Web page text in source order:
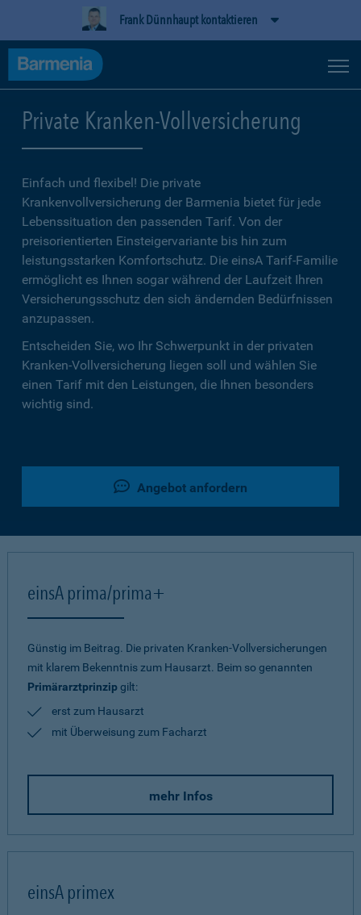
Frank Dünnhaupt kontaktieren
Private Kranken-Vollversicherung
Einfach und flexibel! Die private
Krankenvollversicherung der Barmenia bietet für jede
Lebenssituation den passenden Tarif. Von der
preisorientierten Einsteigervariante bis hin zum
leistungsstarken Komfortschutz. Die einsA Tarif-Familie
ermöglicht es Ihnen sogar während der Laufzeit Ihren
Versicherungsschutz den sich ändernden Bedürfnissen
anzupassen.
Entscheiden Sie, wo Ihr Schwerpunkt in der privaten
Kranken-Vollversicherung liegen soll und wählen Sie
einen Tarif mit den Leistungen, die Ihnen besonders
wichtig sind.
Angebot anfordern
einsA prima/prima+
Günstig im Beitrag. Die privaten Kranken-Vollversicherungen
mit klarem Bekenntnis zum Hausarzt. Beim so genannten
Primärarztprinzipgilt:
erst zum Hausarzt
mit Überweisung zum Facharzt
mehr Infos
einsA primex